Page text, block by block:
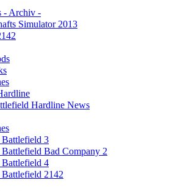
Archiv -
Simulator 2013
Hardline News
3
Bad Company 2
4
2142